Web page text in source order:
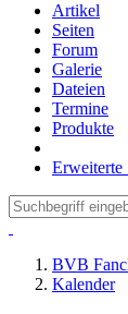
Artikel
Seiten
Forum
Galerie
Dateien
Termine
Produkte
Erweiterte
BVB
Kalender